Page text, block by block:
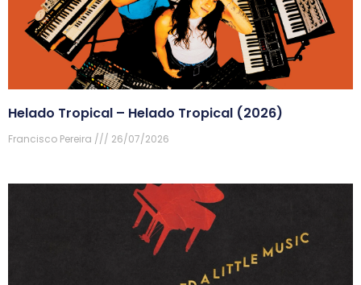
Helado Tropical – Helado Tropical (2026)
Francisco Pereira 26/07/2026